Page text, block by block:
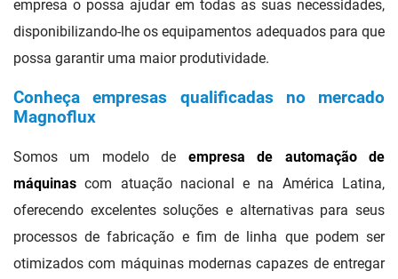
empresa o possa ajudar em todas as suas necessidades,
disponibilizando-lhe os equipamentos adequados para que
possa garantir uma maior produtividade.
Conheça empresas qualificadas no mercado
Magnoflux
Somos um modelo de empresa de automação de
máquinas com atuação nacional e na América Latina,
oferecendo excelentes soluções e alternativas para seus
processos de fabricação e fim de linha que podem ser
otimizados com máquinas modernas capazes de entregar